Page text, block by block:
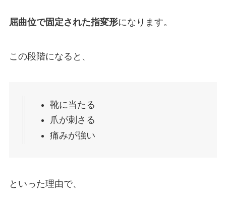
屈曲位で固定された指変形になります。
この段階になると、
靴に当たる
爪が刺さる
痛みが強い
といった理由で、